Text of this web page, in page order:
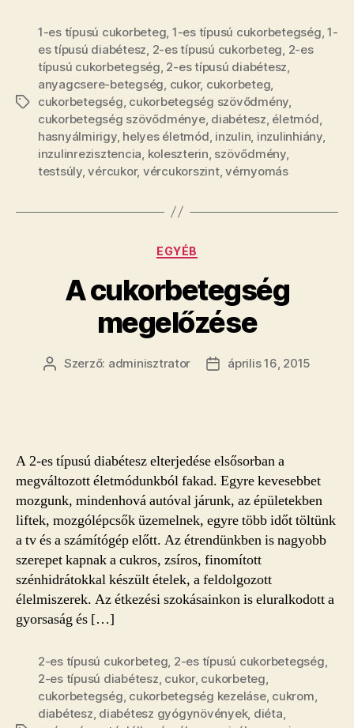
Címkék
1-es típusú cukorbeteg 1-es típusú cukorbetegség ,1-
es típusú diabétesz 2-es típusú cukorbeteg 2-es
típusú cukorbetegség 2-es típusú diabétesz
anyagcsere-betegség cukor, cukorbeteg
cukorbetegség cukorbetegség szövődmény
cukorbetegség szövődménye, diabétesz életmód
hasnyálmirigy, helyes életmód inzulin inzulinhiány,
inzulinrezisztencia koleszterin szövődmény,
testsúly,vércukor, vércukorszint,vérnyomás
Kategóriák
EGYÉB
A cukorbetegség
megelőzése
Bejegyzés
Szerző: adminisztrator
Bejegyzés
április 16, 2015
A 2-es típusú diabétesz elterjedése elsősorban a
megváltozott életmódunkból fakad. Egyre kevesebbet
mozgunk, mindenhová autóval járunk, az épületekben
liftek, mozgólépcsők üzemelnek, egyre több időt töltünk
a tv és a számítógép előtt. Az étrendünkben is nagyobb
szerepet kapnak a cukros, zsíros, finomított
szénhidrátokkal készült ételek, a feldolgozott
élelmiszerek. Az étkezési szokásainkon is eluralkodott a
gyorsaság és […]
2-es típusú cukorbeteg, 2-es típusú cukorbetegség,
2-es típusú diabétesz, cukor, cukorbeteg,
cukorbetegség, cukorbetegség kezeláse, cukrom,
diabétesz, diabétesz gyógynövények, diéta,